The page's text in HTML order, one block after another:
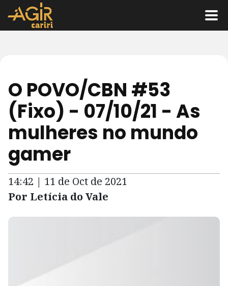
O POVO/CBN #53
(Fixo) - 07/10/21 - As
mulheres no mundo
gamer
14:42 | 11 de Oct de 2021
Por Letícia do Vale